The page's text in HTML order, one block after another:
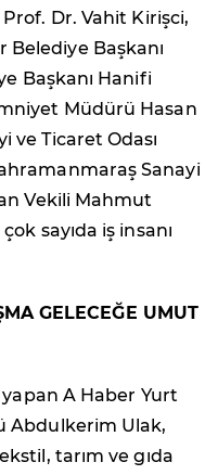
Dr. Vahit Kirişci,
Başkanı
Başkanı Hanifi
Müdürü Hasan
ve Ticaret Odası
Sanayi
Vekili Mahmut
sayıda iş insanı
GELECEĞE UMUT
yapan A Haber Yurt
Abdulkerim Ulak,
tarım ve gıda